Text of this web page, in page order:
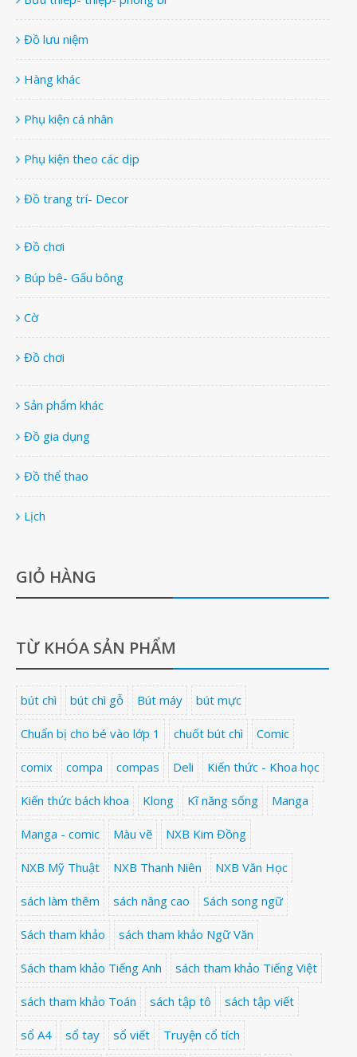
Đồ lưu niệm
Hàng khác
Phụ kiện cá nhân
Phụ kiện theo các dịp
Đồ trang trí- Decor
Đồ chơi
Búp bê- Gấu bông
Cờ
Đồ chơi
Sản phẩm khác
Đồ gia dụng
Đồ thể thao
Lịch
GIỎ HÀNG
TỪ KHÓA SẢN PHẨM
bút chì bút chì gỗ Bút máy bút mực
Chuẩn bị cho bé vào lớp 1 chuốt bút chì Comic
comix compa compas Deli Kiến thức - Khoa học
Kiến thức bách khoa Klong Kĩ năng sống Manga
Manga - comic Màu vẽ NXB Kim Đồng
NXB Mỹ Thuật NXB Thanh Niên NXB Văn Học
sách làm thêm sách nâng cao Sách song ngữ
Sách tham khảo sách tham khảo Ngữ Văn
Sách tham khảo Tiếng Anh sách tham khảo Tiếng Việt
sách tham khảo Toán sách tập tô sách tập viết
sổ A4 sổ tay sổ viết Truyện cổ tích